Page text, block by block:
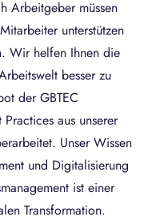
Arbeitgeber müssen
unterstützen
Wir helfen Ihnen die
besser zu
der GBTEC
aus unserer
Unser Wissen
und Digitalisierung
ist einer
Transformation.